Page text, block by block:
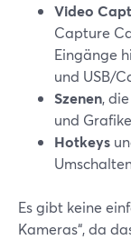
Video
Capture
Eingänge
und USB/
Szenen,
und
Hotkeys
Es gibt keine
Kameras“, da